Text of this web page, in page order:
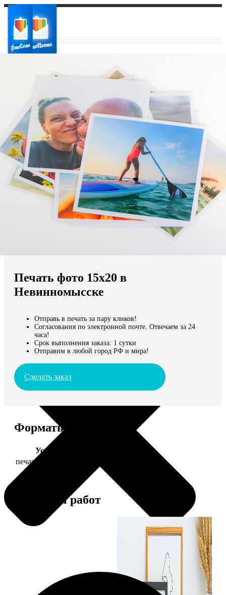
Ваш регион доставки
Выберите из списка:
Мы доставляем по всему миру
Продолжить без города
Печать фото 15х20 в
Невинномысске
Отправь в печать за пару кликов!
Согласования по электронной почте. Отвечаем за 24
часа!
Срок выполнения заказа: 1 сутки
Отправим в любой город РФ и мира!
Сделать заказ
Форматы и цены
Услуга
печать фото 15х20
Примеры работ